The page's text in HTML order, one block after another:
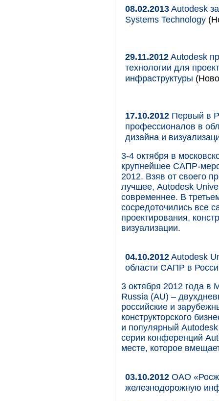
08.02.2013Autodesk
Systems Technology
29.11.2012Autodesk
технологии для
инфраструктуры
17.10.2012 Первый в
профессионалов в
дизайна и
3-4 октября в
крупнейшее САПР-
2012. Взяв от своего
лучшее, Autodesk
современнее. В
сосредоточились все
проектирования,
визуализации.
04.10.2012Autodesk
области САПР в
3 октября 2012 года в
Russia (AU) –
российские и
конструкторского
и популярный
серии конференций
месте, которое
03.10.2012 ОАО
железнодорожную